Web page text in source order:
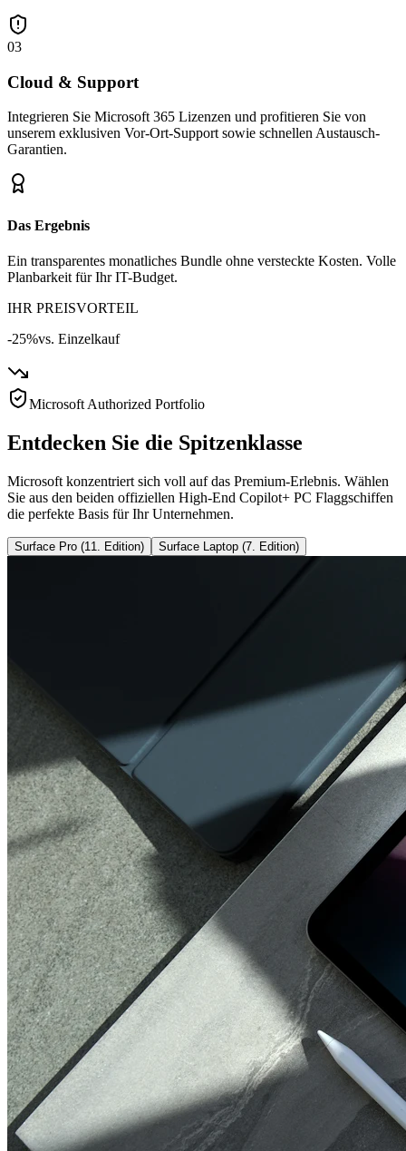
03
Cloud & Support
Integrieren Sie Microsoft 365 Lizenzen und profitieren Sie von
unserem exklusiven Vor-Ort-Support sowie schnellen Austausch-
Garantien.
Das Ergebnis
Ein transparentes monatliches Bundle ohne versteckte Kosten. Volle
Planbarkeit für Ihr IT-Budget.
IHR PREISVORTEIL
-25%vs. Einzelkauf
Microsoft Authorized Portfolio
Entdecken Sie die Spitzenklasse
Microsoft konzentriert sich voll auf das Premium-Erlebnis. Wählen
Sie aus den beiden offiziellen High-End Copilot+ PC Flaggschiffen
die perfekte Basis für Ihr Unternehmen.
Surface Pro (11. Edition) Surface Laptop (7. Edition)